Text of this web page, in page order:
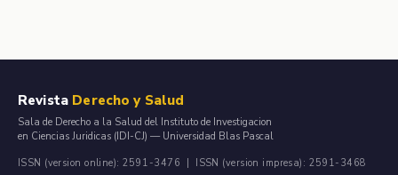
Revista Derecho y Salud
Sala de Derecho a la Salud del Instituto de Investigacion
en Ciencias Juridicas (IDI-CJ) — Universidad Blas Pascal
ISSN (version online): 2591-3476 | ISSN (version impresa): 2591-3468